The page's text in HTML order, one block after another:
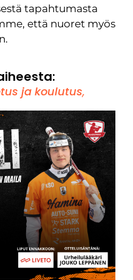
tapahtumasta
että nuoret myös
ja koulutus,